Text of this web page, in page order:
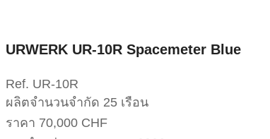
URWERK UR-10R Spacemeter Blue
Ref. UR-10R
ผลิตจำนวนจำกัด 25 เรือน
ราคา 70,000 CHF